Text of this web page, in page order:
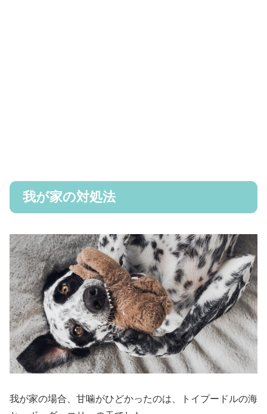
我が家の対処法
我が家の場合、甘噛がひどかったのは、トイプードルの海